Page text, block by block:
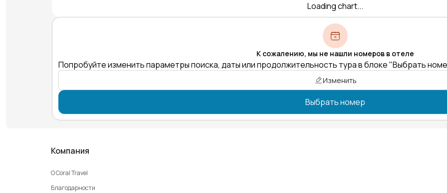
Loading chart...
К сожалению, мы не нашли номеров в отеле
Попробуйте изменить параметры поиска, даты или продолжительность тура в блоке "Выбрать
Изменить
Выбрать номер
Компания
О Coral Travel
Благодарности